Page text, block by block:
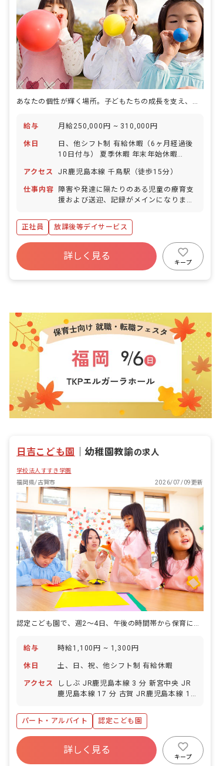
給与 月給250,000円 ~ 310,000円
休日
日、他シフト制 有給休暇（6ヶ月経過後
10日付与） 夏季休暇 年末年始休暇
産後・育児休暇 介護・看護休暇 慶弔休
暇 ※年間休日125日
アクセス JR鹿児島本線 千鳥駅（徒歩15分）
仕事内容
障害や発達に隔たりのある児童の療育支
援および送迎、記録がメインになりま
動の支援 ・身辺のお世話、送迎等
正社員 放課後等デイサービス
詳しく見る
キープ
日吉こども園 ｜幼稚園教諭の求人
学校法人すすき学園
福岡県/古賀市
2026/07/09更新
認定こども園で、週2〜4日、午後の時間帯から保育に関わる働き方です。
給与 時給1,100円 ~ 1,300円
休日 土、日、祝、他シフト制 有給休暇
アクセス
ししぶ JR鹿児島本線 3 分 新宮中央 JR
鹿児島本線 17 分 古賀 JR鹿児島本線 18
パート・アルバイト
認定こども園
詳しく見る
キープ